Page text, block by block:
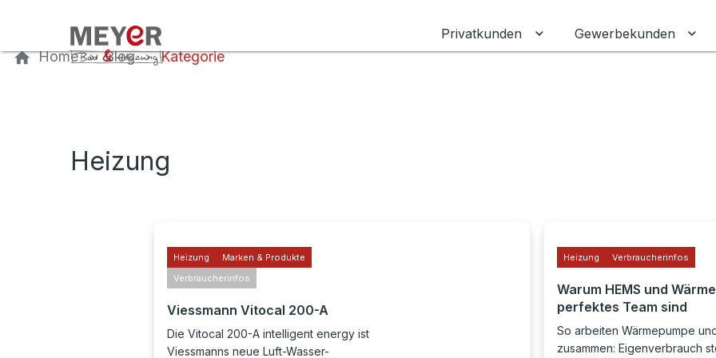
Privatkunden
Untermenü für
Gewerbekunden
Home Blog Kategorie
Heizung
Heizung
Marken & Produkte
Verbraucherinfos
Viessmann Vitocal 200-A
Die Vitocal 200-A intelligent energy ist
Viessmanns neue Luft-Wasser-
Heizung Verbraucherinfos
Warum HEMS und
perfektes Team sind
So arbeiten Wärmepumpe
zusammen: Eigenverbrauch